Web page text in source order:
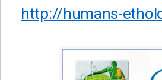
http://humans-